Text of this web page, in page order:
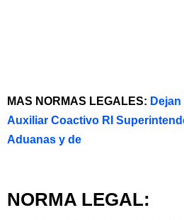
MAS NORMAS LEGALES:
Auxiliar Coactivo RI
Aduanas y de
NORMA LEGAL: